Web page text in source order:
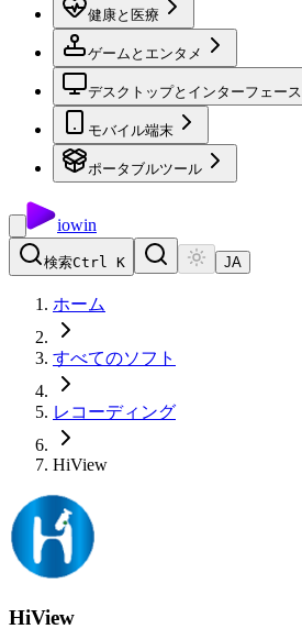
健康と医療
ゲームとエンタメ
デスクトップとインターフェース
モバイル端末
ポータブルツール
iowin
検索Ctrl K JA
ホーム
すべてのソフト
レコーディング
HiView
HiView